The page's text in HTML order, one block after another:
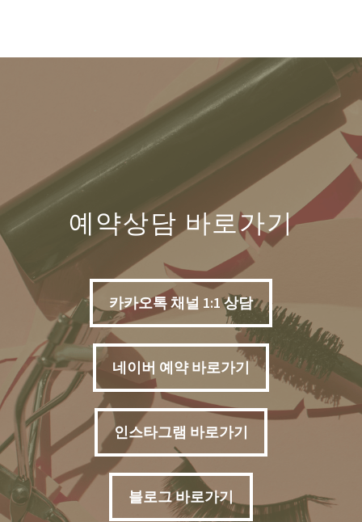
예약상담 바로가기
카카오톡 채널 1:1 상담
네이버 예약 바로가기
인스타그램 바로가기
블로그 바로가기